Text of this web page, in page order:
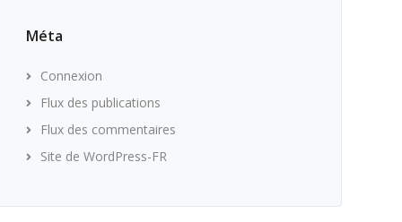
Méta
Connexion
Flux des publications
Flux des commentaires
Site de WordPress-FR